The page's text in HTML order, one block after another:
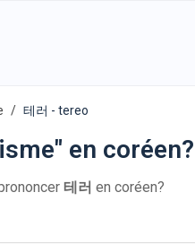
테러 - tereo
en coréen?
테러 en coréen?